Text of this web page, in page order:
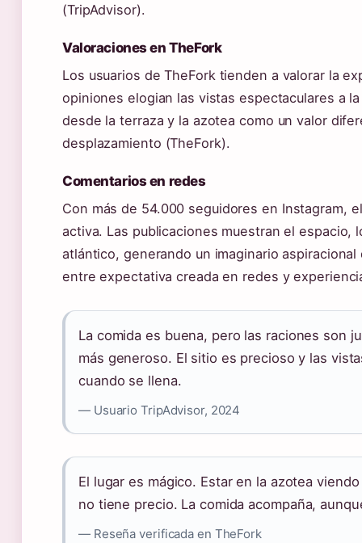
(TripAdvisor).
Valoraciones en TheFork
Los usuarios de TheFork tienden a valorar la
opiniones elogian las vistas espectaculares a
desde la terraza y la azotea como un valor
desplazamiento (TheFork).
Comentarios en redes
Con más de 54.000 seguidores en Instagram,
activa. Las publicaciones muestran el
atlántico, generando un imaginario
entre expectativa creada en redes y
La comida es buena, pero las raciones son
más generoso. El sitio es precioso y las
cuando se llena.
— Usuario TripAdvisor, 2024
El lugar es mágico. Estar en la azotea
no tiene precio. La comida acompaña,
— Reseña verificada en TheFork